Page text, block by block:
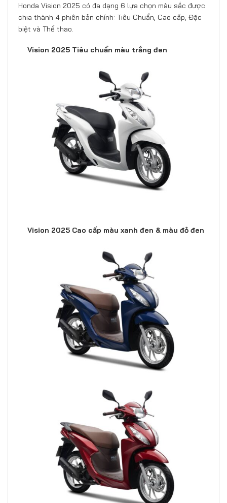
Honda Vision 2025 có đa dạng 6 lựa chọn màu sắc được
chia thành 4 phiên bản chính: Tiêu Chuẩn, Cao cấp, Đặc
biệt và Thể thao.
Vision 2025 Tiêu chuẩn màu trắng đen
Vision 2025 Cao cấp màu xanh đen & màu đỏ đen